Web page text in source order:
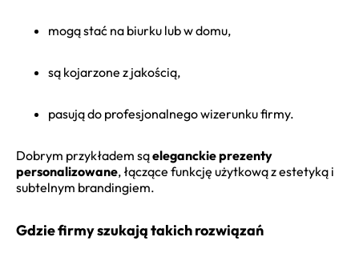
mogą stać na biurku lub w domu,
są kojarzone z jakością,
pasują do profesjonalnego wizerunku firmy.
Dobrym przykładem sąeleganckie prezenty
personalizowane, łączące funkcję użytkową z estetyką i
subtelnym brandingiem.
Gdzie firmy szukają takich rozwiązań